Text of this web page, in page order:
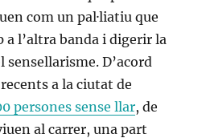
com un pal·liatiu que
a l’altra banda i digerir la
D’acord
a la ciutat de
persones sense llar, de
al carrer, una part